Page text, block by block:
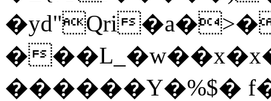
�yd"Qri
�
������Y�%$�